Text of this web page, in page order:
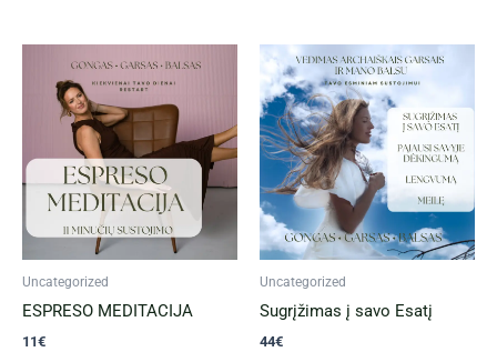
Uncategorized
ESPRESO MEDITACIJA
11€
Uncategorized
Sugrįžimas į savo Esatį
44€